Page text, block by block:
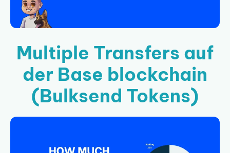
Multiple Transfers auf
der Base blockchain
(Bulksend Tokens)